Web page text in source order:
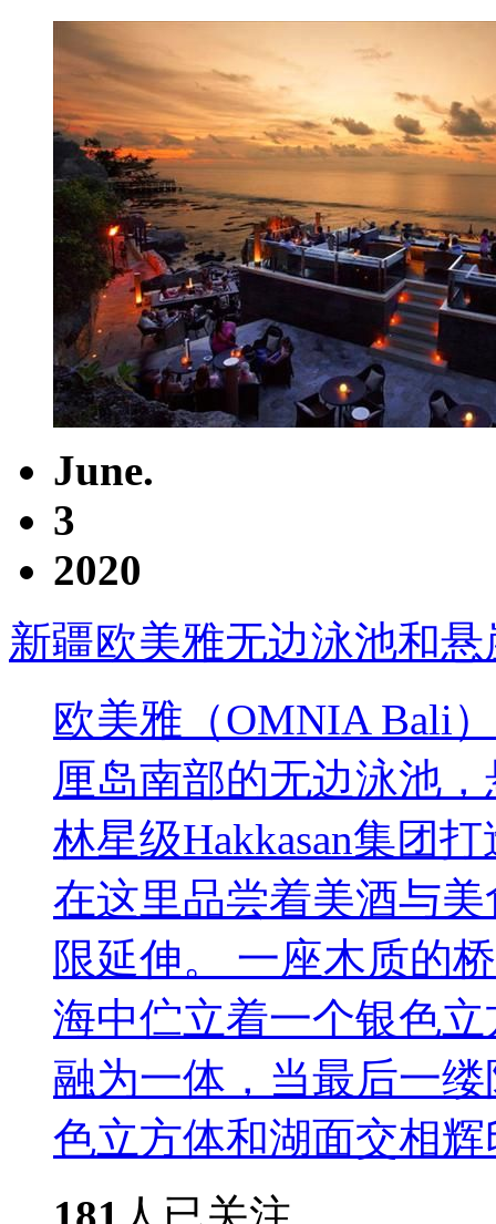
June.
3
2020
新疆欧美雅无边泳池和
欧美雅（OMNIA Bali
厘岛南部的无边泳池
林星级Hakkasan集团
在这里品尝着美酒与
限延伸。 一座木质的
海中伫立着一个银色
融为一体，当最后一
色立方体和湖面交相辉